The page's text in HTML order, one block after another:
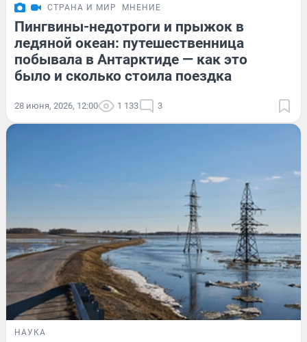
СТРАНА И МИР МНЕНИЕ
Пингвины-недотроги и прыжок в
ледяной океан: путешественница
побывала в Антарктиде — как это
было и сколько стоила поездка
28 июня, 2026, 12:00 1 133 3
НАУКА